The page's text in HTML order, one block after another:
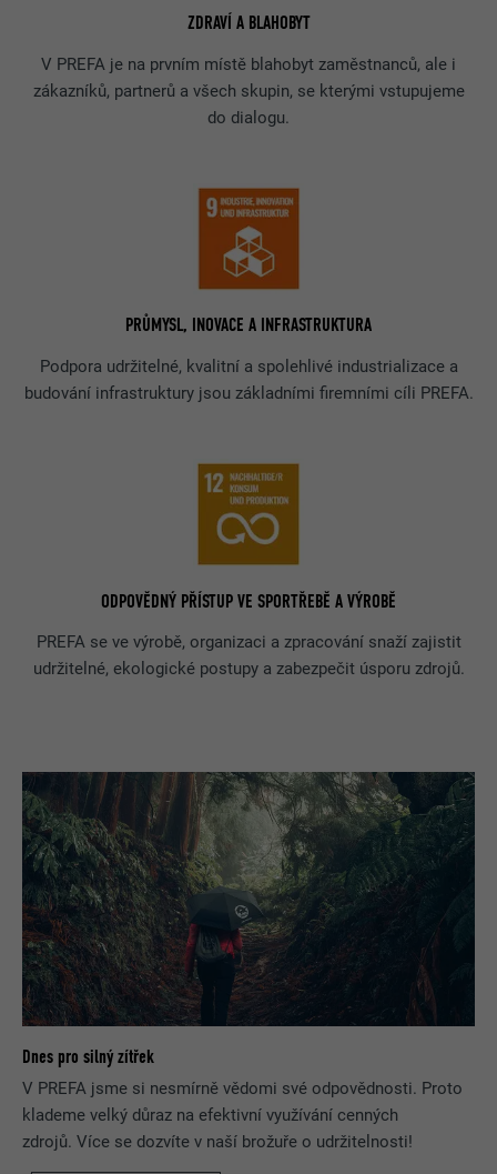
ZDRAVÍ A BLAHOBYT
V PREFA je na prvním místě blahobyt zaměstnanců, ale i
zákazníků, partnerů a všech skupin, se kterými vstupujeme
do dialogu.
PRŮMYSL, INOVACE A INFRASTRUKTURA
Podpora udržitelné, kvalitní a spolehlivé industrializace a
budování infrastruktury jsou základními firemními cíli PREFA.
ODPOVĚDNÝ PŘÍSTUP VE SPORTŘEBĚ A VÝROBĚ
PREFA se ve výrobě, organizaci a zpracování snaží zajistit
udržitelné, ekologické postupy a zabezpečit úsporu zdrojů.
Dnes pro silný zítřek
V PREFA jsme si nesmírně vědomi své odpovědnosti. Proto
klademe velký důraz na efektivní využívání cenných
zdrojů. Více se dozvíte v naší brožuře o udržitelnosti!